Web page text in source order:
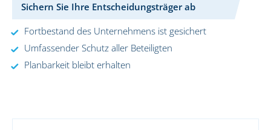
Sichern Sie Ihre Entscheidungsträger ab
Fortbestand des Unternehmens ist gesichert
Umfassender Schutz aller Beteiligten
Planbarkeit bleibt erhalten